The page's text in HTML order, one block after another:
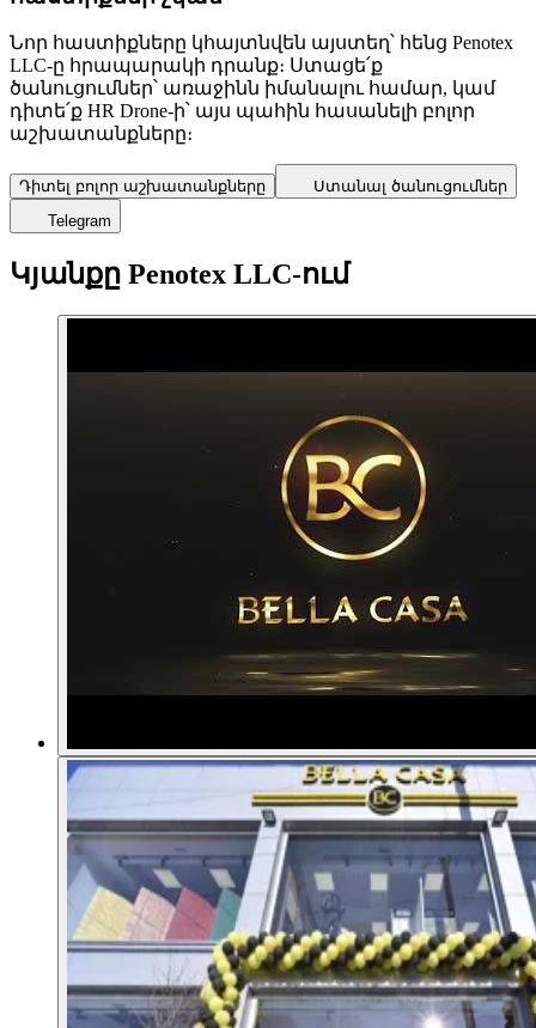
Նոր հաստիքները կհայտնվեն այստեղ՝ հենց Penotex
LLC-ը հրապարակի դրանք։ Ստացե՛ք
ծանուցումներ՝ առաջինն իմանալու համար, կամ
դիտե՛ք HR Drone-ի՝ այս պահին հասանելի բոլոր
աշխատանքները։
Դիտել բոլոր աշխատանքները
Ստանալ ծանուցումներ
Telegram
Կյանքը Penotex LLC-ում